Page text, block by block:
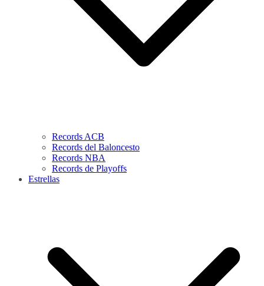
Records ACB
Records del Baloncesto
Records NBA
Records de Playoffs
Estrellas